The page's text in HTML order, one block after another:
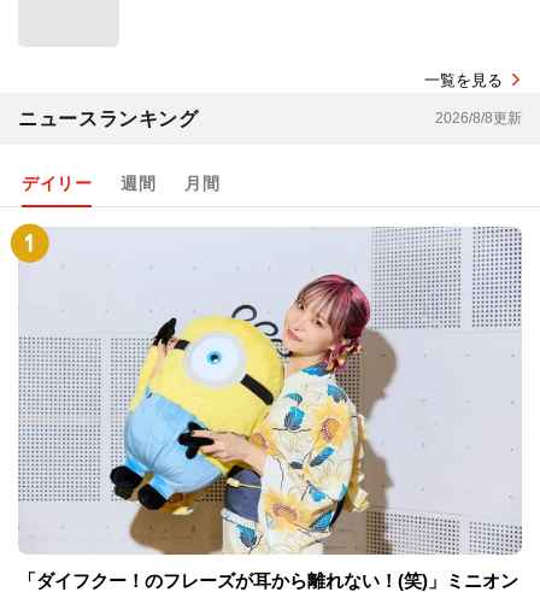
一覧を見る
ニュースランキング 2026/8/8更新
デイリー 週間 月間
「ダイフクー！のフレーズが耳から離れない！(笑)」ミニオン